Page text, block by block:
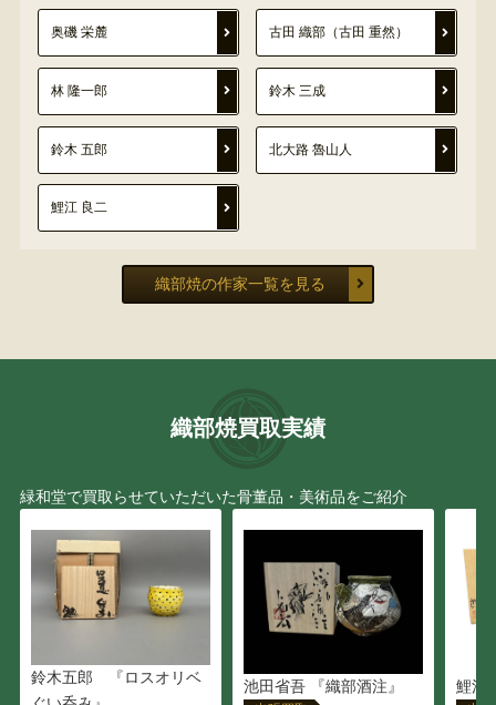
奥磯 栄麓 古田 織部（古田 重然）
林 隆一郎 鈴木 三成
鈴木 五郎 北大路 魯山人
鯉江 良二
織部焼の作家一覧を見る
織部焼買取実績
緑和堂で買取らせていただいた骨董品・美術品をご紹介
鈴木五郎 『ロスオリベ
池田省吾 『織部酒注』 鯉江